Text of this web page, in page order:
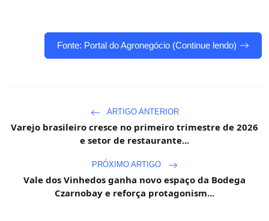
Fonte: Portal do Agronegócio (Continue lendo)
ARTIGO ANTERIOR
Varejo brasileiro cresce no primeiro trimestre de 2026
e setor de restaurante...
PRÓXIMO ARTIGO
Vale dos Vinhedos ganha novo espaço da Bodega
Czarnobay e reforça protagonism...